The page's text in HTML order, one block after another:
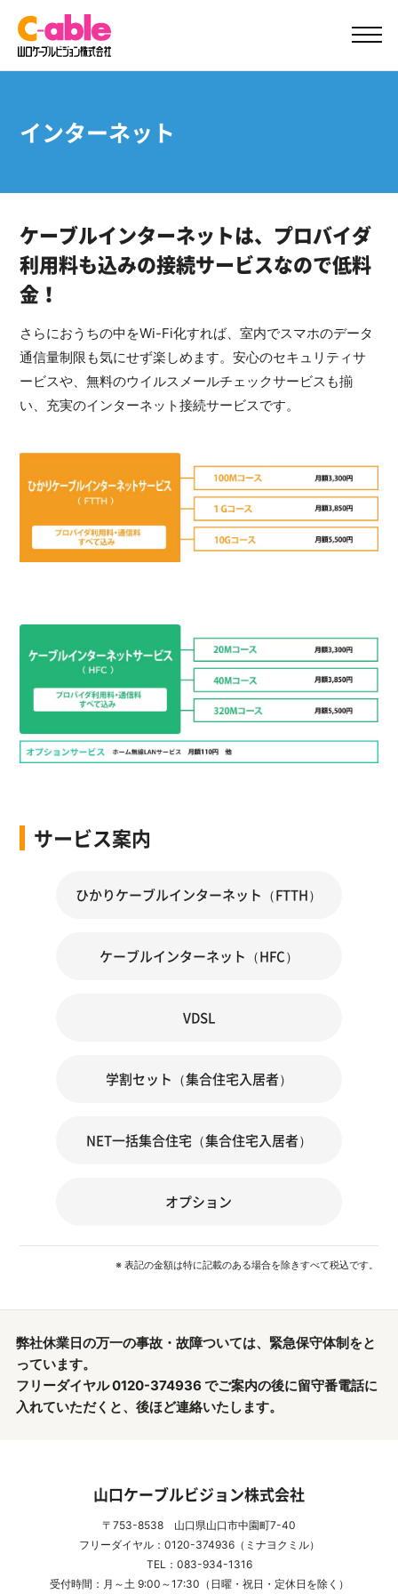
インターネット
ケーブルインターネットは、 プロバイダ
利用料も込みの接続サービスなので低料
金！
さらにおうちの中をWi-Fi化すれば、室内でスマホのデータ
通信量制限も気にせず楽しめます。安心のセキュリティサ
ービスや、無料のウイルスメールチェックサービスも揃
い、充実のインターネット接続サービスです。
ひかりケーブルインターネット（FTTH）
プロバイダ利用料・通信料・D-ONUレンタル料 すべて込み
1Gコース 月額3,850円
オプションサービス
プロバイダ利用料・通信料・ケーブルモデムレンタル料 すべ
ホーム無線LANサービス 他
サービス案内
ひかりケーブルインターネット（FTTH）
ケーブルインターネット（HFC）
VDSL
学割セット（集合住宅入居者）
NET一括集合住宅（集合住宅入居者）
オプション
※ 表記の金額は特に記載のある場合を除きすべて税込です。
弊社休業日の万一の事故・故障ついては、緊急保守体制をと
っています。
フリーダイヤル 0120-374936 でご案内の後に留守番電話に
入れていただくと、後ほど連絡いたします。
山口ケーブルビジョン株式会社
〒753-8538 山口県山口市中園町7-40
フリーダイヤル：0120-374936（ミナヨクミル）
TEL：083-934-1316
受付時間：月～土 9:00～17:30（日曜・祝日・定休日を除く）
ご加入案内